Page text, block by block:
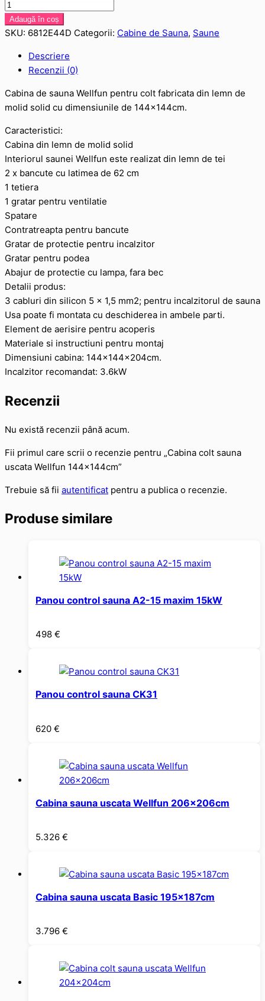
Adaugă în coș
SKU: 6812E44D Categorii: Cabine de Sauna, Saune
Descriere
Recenzii (0)
Cabina de sauna Wellfun pentru colt fabricata din lemn de
molid solid cu dimensiunile de 144x144cm.
Caracteristici:
Cabina din lemn de molid solid
Interiorul saunei Wellfun este realizat din lemn de tei
2 x bancute cu latimea de 62 cm
1 tetiera
1 gratar pentru ventilatie
Spatare
Contratreapta pentru bancute
Gratar de protectie pentru incalzitor
Gratar pentru podea
Abajur de protectie cu lampa, fara bec
Detalii produs:
3 cabluri din silicon 5 x 1,5 mm2; pentru incalzitorul de sauna
Usa poate fi montata cu deschiderea in ambele parti.
Element de aerisire pentru acoperis
Materiale si instructiuni pentru montaj
Dimensiuni cabina: 144x144x204cm.
Incalzitor recomandat: 3.6kW
Recenzii
Nu există recenzii până acum.
Fii primul care scrii o recenzie pentru „Cabina colt sauna
uscata Wellfun 144x144cm”
Trebuie să fii autentificat pentru a publica o recenzie.
Produse similare
Panou control sauna A2-15 maxim 15kW
498 €
Panou control sauna CK31
620 €
Cabina sauna uscata Wellfun 206x206cm
5.326 €
Cabina sauna uscata Basic 195x187cm
3.796 €